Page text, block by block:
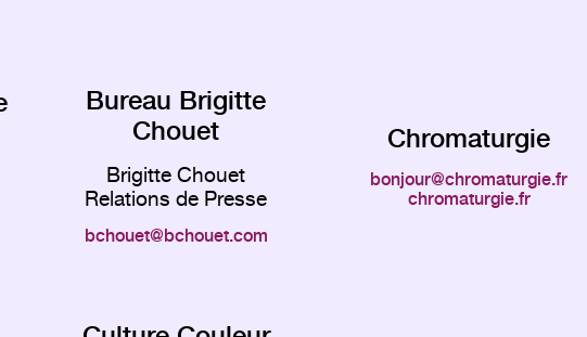
Bureau Brigitte
Chouet
Brigitte Chouet
Relations de Presse
bchouet bchouet.com
Chromaturgie
bonjour
chromaturgie.fr
chromaturgie.fr